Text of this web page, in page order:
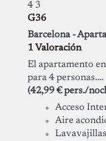
4 3
G36
Barcelona -
1 Valoración
El apartamento
para 4 personas....
(42,99 € pers./
Acceso
Aire
Lavavajillas